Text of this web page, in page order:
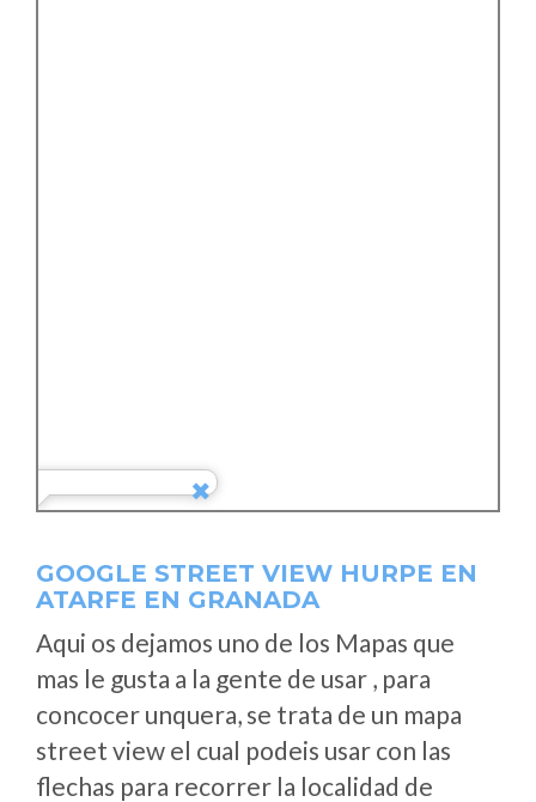
GOOGLE STREET VIEW HURPE EN
ATARFE EN GRANADA
Aqui os dejamos uno de los Mapas que
mas le gusta a la gente de usar , para
concocer unquera, se trata de un mapa
street view el cual podeis usar con las
flechas para recorrer la localidad de